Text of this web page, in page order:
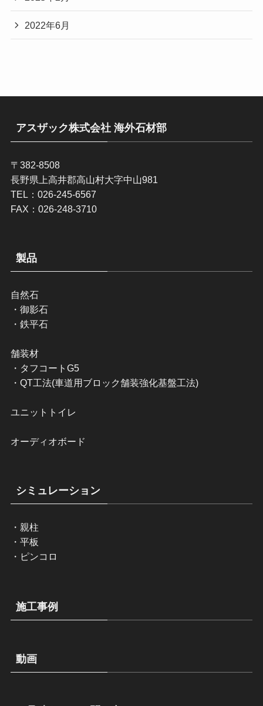
2022年6月
アスザック株式会社 海外石材部
〒382-8508
長野県上高井郡高山村大字中山981
TEL：026-245-6567
FAX：026-248-3710
製品
自然石
・ 御影石
・ 鉄平石
舗装材
・ タフコートG5
・ QT工法(車道用ブロック舗装強化基盤工法)
ユニットトイレ
オーディオボード
シミュレーション
・ 親柱
・ 平板
・ ピンコロ
施工事例
動画